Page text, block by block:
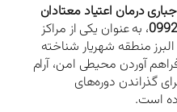
درمان اعتیاد معتادان
، به عنوان یکی از مراکز
منطقه شهریار شناخته
آوردن محیطی امن، آرام
گذراندن دوره‌های
است.